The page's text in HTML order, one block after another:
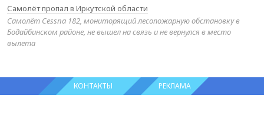
Самолёт пропал в Иркутской области
Самолёт Cessna 182, мониторящий лесопожарную обстановку в
Бодайбинском районе, не вышел на связь и не вернулся в место
вылета
КОНТАКТЫ РЕКЛАМА